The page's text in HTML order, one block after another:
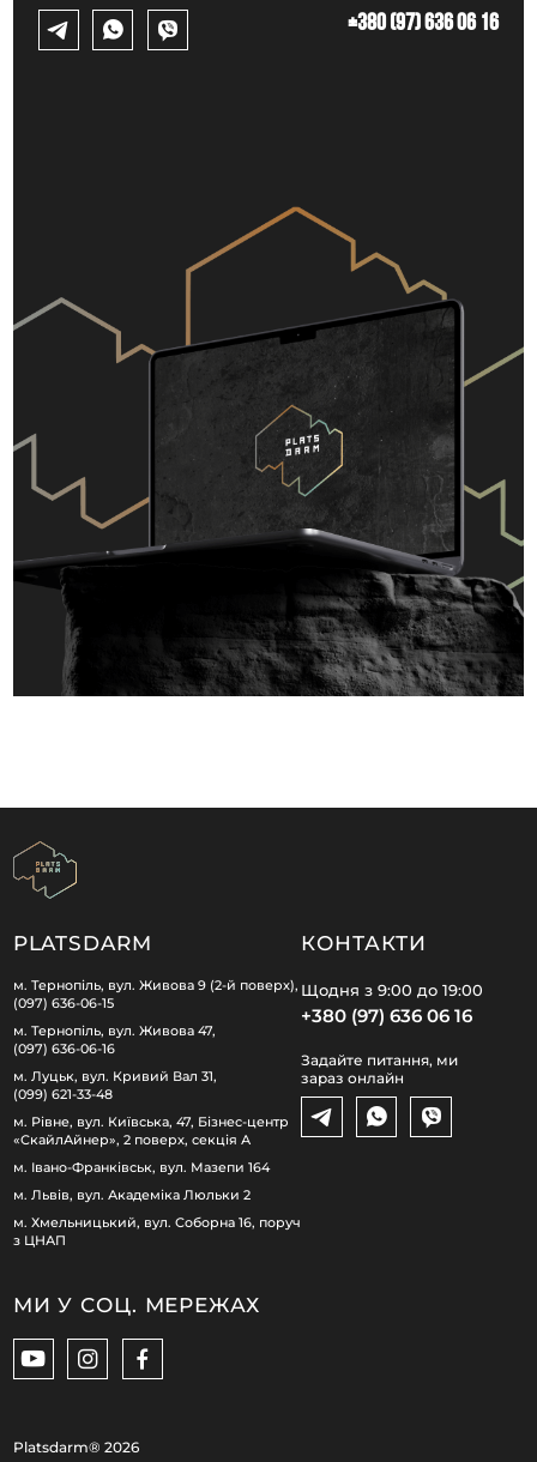
+380 (97) 636 06 16
PLATSDARM
м. Тернопіль, вул. Живова 9 (2-й поверх),
(097) 636-06-15
м. Тернопіль, вул. Живова 47,
(097) 636-06-16
м. Луцьк, вул. Кривий Вал 31,
(099) 621-33-48
м. Рівне, вул. Київська, 47, Бізнес-центр
«СкайлАйнер», 2 поверх, секція А
м. Івано-Франківськ, вул. Мазепи 164
м. Львів, вул. Академіка Люльки 2
м. Хмельницький, вул. Соборна 16, поруч
з ЦНАП
КОНТАКТИ
Щодня з 9:00 до 19:00
+380 (97) 636 06 16
Задайте питання, ми
зараз онлайн
МИ У СОЦ. МЕРЕЖАХ
Platsdarm® 2026